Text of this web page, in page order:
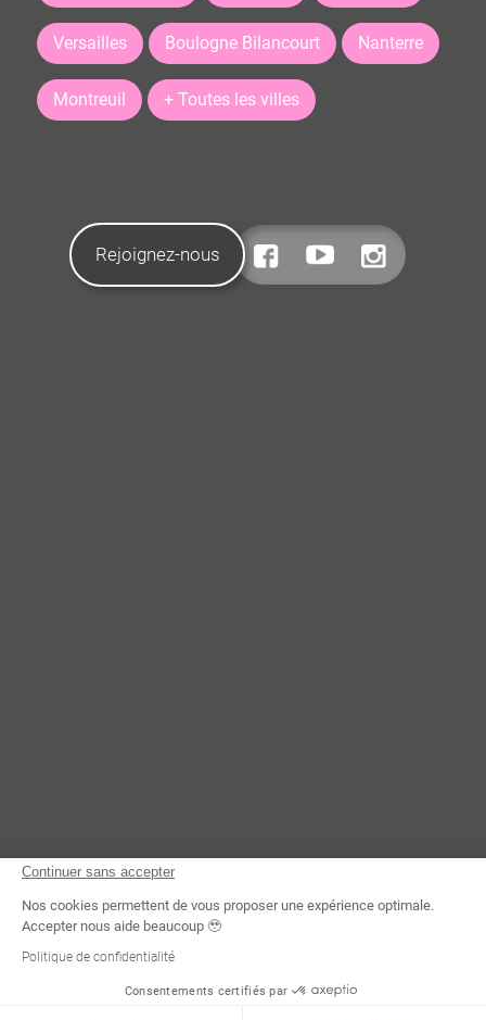
Versailles Boulogne Bilancourt Nanterre
Montreuil + Toutes les villes
Rejoignez-nous
Continuer sans accepter
Nos cookies permettent de vous proposer une expérience optimale.
Accepter nous aide beaucoup 🥹
Politique de confidentialité
Consentements certifiés par